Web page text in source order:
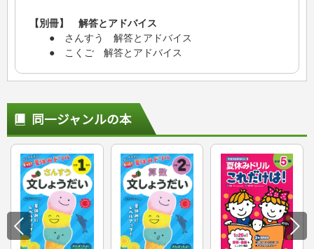
【別冊】 解答とアドバイス
● さんすう 解答とアドバイス
● こくご 解答とアドバイス
同一ジャンルの本